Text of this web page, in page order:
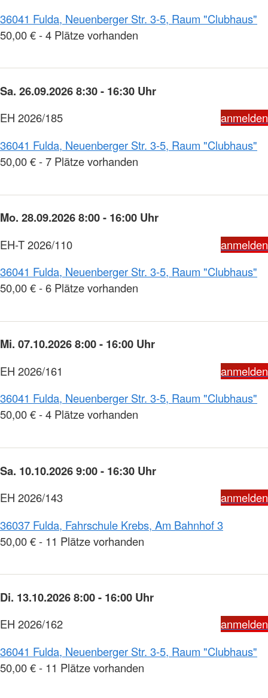
36041 Fulda, Neuenberger Str. 3-5, Raum "Clubhaus"
50,00 € - 4 Plätze vorhanden
Sa. 26.09.2026 8:30 - 16:30 Uhr
EH 2026/185
anmelden
36041 Fulda, Neuenberger Str. 3-5, Raum "Clubhaus"
50,00 € - 7 Plätze vorhanden
Mo. 28.09.2026 8:00 - 16:00 Uhr
EH-T 2026/110
anmelden
36041 Fulda, Neuenberger Str. 3-5, Raum "Clubhaus"
50,00 € - 6 Plätze vorhanden
Mi. 07.10.2026 8:00 - 16:00 Uhr
EH 2026/161
anmelden
36041 Fulda, Neuenberger Str. 3-5, Raum "Clubhaus"
50,00 € - 4 Plätze vorhanden
Sa. 10.10.2026 9:00 - 16:30 Uhr
EH 2026/143
anmelden
36037 Fulda, Fahrschule Krebs, Am Bahnhof 3
50,00 € - 11 Plätze vorhanden
Di. 13.10.2026 8:00 - 16:00 Uhr
EH 2026/162
anmelden
36041 Fulda, Neuenberger Str. 3-5, Raum "Clubhaus"
50,00 € - 11 Plätze vorhanden